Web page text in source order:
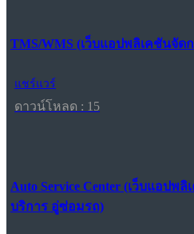
TMS/WMS (เว็บแอปพลิเคชันจั
แชร์แวร์
ดาวน์โหลด : 15
Auto Service Center (เว็บแอปพ
บริการ อู่ซ่อมรถ)